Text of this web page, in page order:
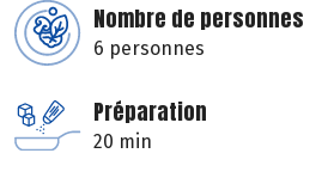
Nombre de personnes
6 personnes
Préparation
20 min